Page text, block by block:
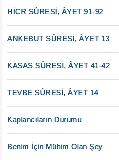
HİCR SÛRESİ, ÂYET 91-92
ANKEBUT SÛRESİ, ÂYET 13
KASAS SÛRESİ, ÂYET 41-42
TEVBE SÛRESİ, ÂYET 14
Kaplancıların Durumu
Benim İçin Mühim Olan Şey